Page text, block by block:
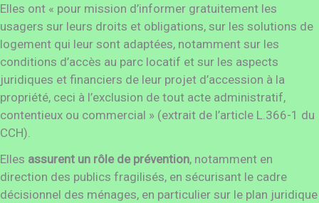
Elles ont « pour mission d’informer gratuitement les
usagers sur leurs droits et obligations, sur les solutions de
logement qui leur sont adaptées, notamment sur les
conditions d’accès au parc locatif et sur les aspects
juridiques et financiers de leur projet d’accession à la
propriété, ceci à l’exclusion de tout acte administratif,
contentieux ou commercial » (extrait de l’article L.366-1 du
CCH).
Elles assurent un rôle de prévention, notamment en
direction des publics fragilisés, en sécurisant le cadre
décisionnel des ménages, en particulier sur le plan juridique